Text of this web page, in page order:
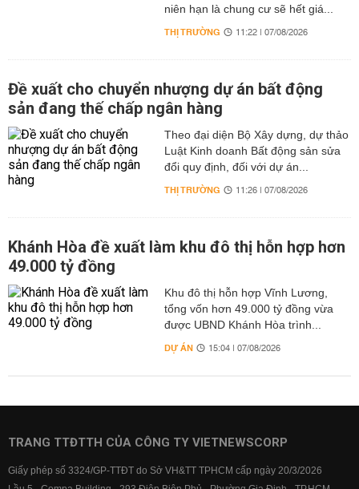
niên hạn là chung cư sẽ hết giá...
THỊ TRƯỜNG 11:22 | 07/08/2026
Đề xuất cho chuyển nhượng dự án bất động
sản đang thế chấp ngân hàng
Theo đại diện Bộ Xây dựng, dự thảo
Luật Kinh doanh Bất động sản sửa
đổi quy định, đối với dự án...
THỊ TRƯỜNG 11:26 | 07/08/2026
Khánh Hòa đề xuất làm khu đô thị hỗn hợp hơn
49.000 tỷ đồng
Khu đô thị hỗn hợp Vĩnh Lương,
tổng vốn hơn 49.000 tỷ đồng vừa
được UBND Khánh Hòa trình...
DỰ ÁN 15:04 | 07/08/2026
TRANG TTĐTTH CỦA CÔNG TY VIETNEWSCORP
Giấy phép số 3324/GP-TTĐT do Sở VH&TT TPHCM cấp ngày 20/3/2026